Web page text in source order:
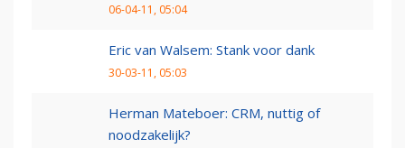
06-04-11, 05:04
Eric van Walsem: Stank voor dank
30-03-11, 05:03
Herman Mateboer: CRM, nuttig of
noodzakelijk?